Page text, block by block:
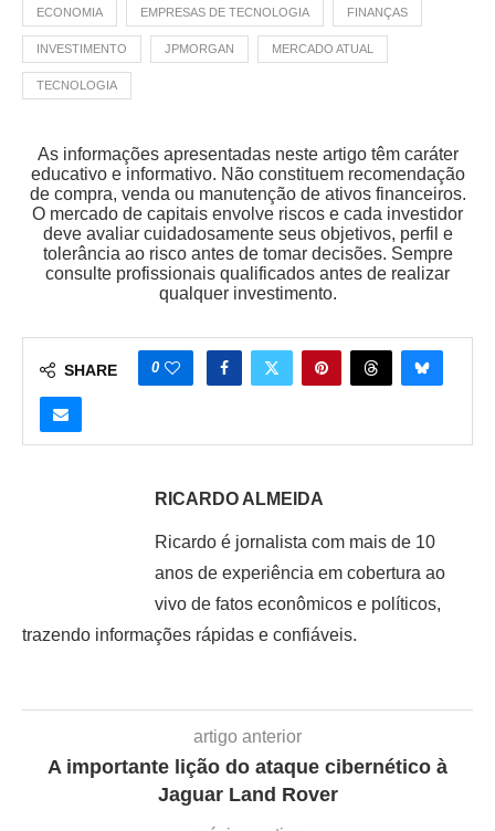
ECONOMIA EMPRESAS DE TECNOLOGIA FINANÇAS
INVESTIMENTO JPMORGAN MERCADO ATUAL
TECNOLOGIA
As informações apresentadas neste artigo têm caráter
educativo e informativo. Não constituem recomendação
de compra, venda ou manutenção de ativos financeiros.
O mercado de capitais envolve riscos e cada investidor
deve avaliar cuidadosamente seus objetivos, perfil e
tolerância ao risco antes de tomar decisões. Sempre
consulte profissionais qualificados antes de realizar
qualquer investimento.
SHARE 0
RICARDO ALMEIDA
Ricardo é jornalista com mais de 10
anos de experiência em cobertura ao
vivo de fatos econômicos e políticos,
trazendo informações rápidas e confiáveis.
artigo anterior
A importante lição do ataque cibernético à
Jaguar Land Rover